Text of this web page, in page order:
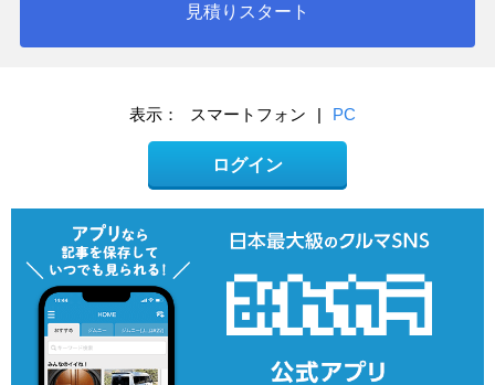
見積りスタート
表示： スマートフォン | PC
ログイン